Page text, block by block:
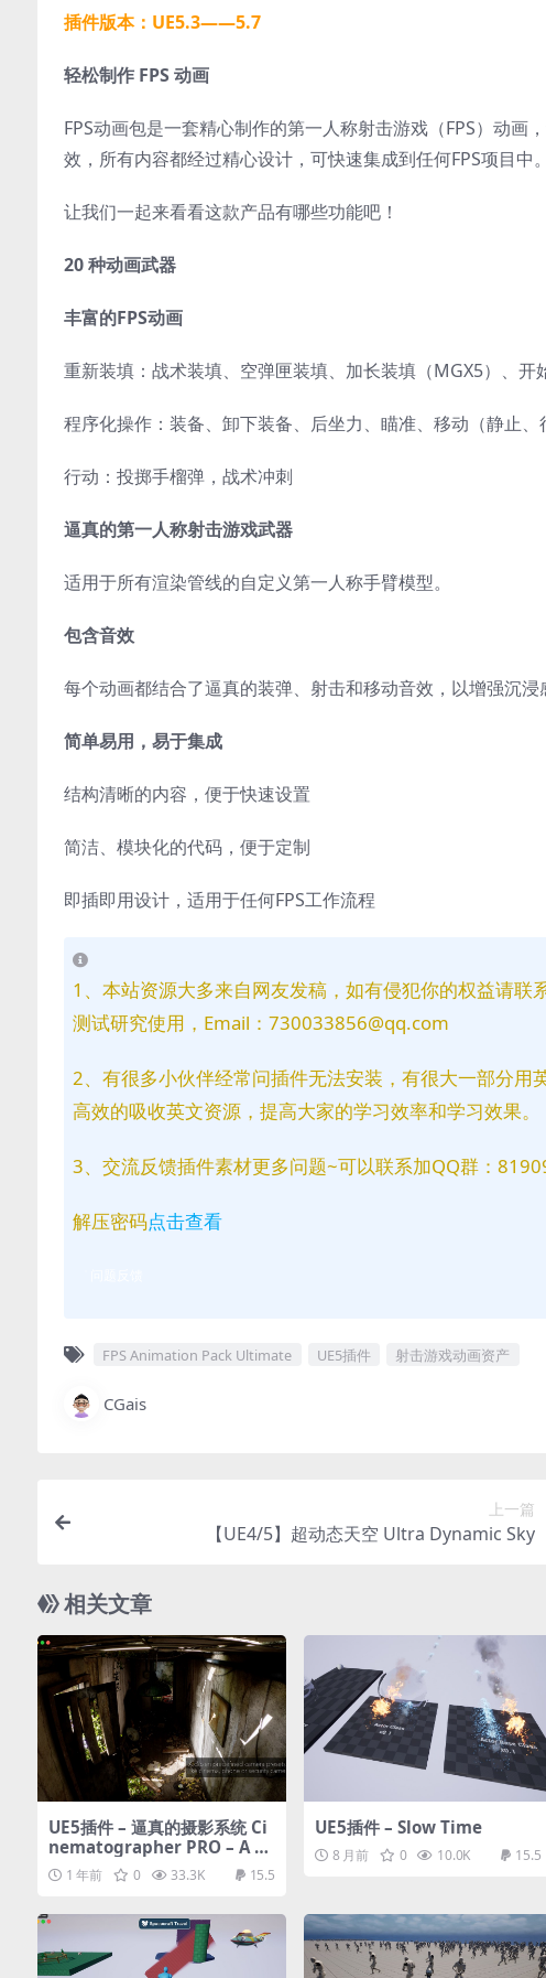
插件版本：UE5.3——5.7
轻松制作 FPS 动画
FPS动画包是一套精心制作的第一人称射击游戏（FPS）动
效，所有内容都经过精心设计，可快速集成到任何FPS项目中。
让我们一起来看看这款产品有哪些功能吧！
20 种动画武器
丰富的FPS动画
重新装填：战术装填、空弹匣装填、加长装填（MGX5）、开
程序化操作：装备、卸下装备、后坐力、瞄准、移动（静止、
行动：投掷手榴弹，战术冲刺
逼真的第一人称射击游戏武器
适用于所有渲染管线的自定义第一人称手臂模型。
包含音效
每个动画都结合了逼真的装弹、射击和移动音效，以增强沉浸
简单易用，易于集成
结构清晰的内容，便于快速设置
简洁、模块化的代码，便于定制
即插即用设计，适用于任何FPS工作流程
1、本站资源大多来自网友发稿，如有侵犯你的权益请
测试研究使用，Email：730033856@qq.com
2、有很多小伙伴经常问插件无法安装，有很大一部分
高效的吸收英文资源，提高大家的学习效率和学习效果。
3、交流反馈插件素材更多问题~可以联系加QQ群：
解压密码点击查看
FPS Animation Pack Ultimate UE5插件 射击游戏动画资产
CGais
上一篇
【UE4/5】超动态天空 Ultra Dynamic Sky
相关文章
UE5插件 – 逼真的摄影系统 Ci
nematographer PRO – A P
hotorealistic Camera Syst
em
1 年前 0 33.3K 15.5
UE5插件 – Slow Time
8 月前 0 10.0K 15.5